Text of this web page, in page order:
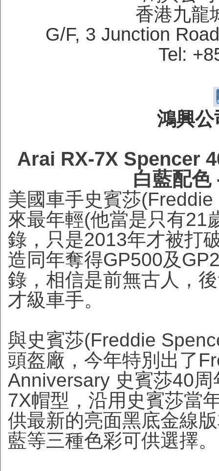
香港九龍
G/F, 3 Junction
Tel:
鴻興
Arai RX-7X Spencer
白藍配色
美國車手史賓莎
來最年輕(他當是只有21
錄，只是2013年才被打
造同年奪得GP500及
錄，相信是前無古人，
才級車手。
與史賓莎(Freddie
頭盔廠，今年特別出了
Anniversary 史賓莎40
7X帽型，沿用史賓莎當
供最新的亮面黑底金線
藍等三種色彩可供選擇。